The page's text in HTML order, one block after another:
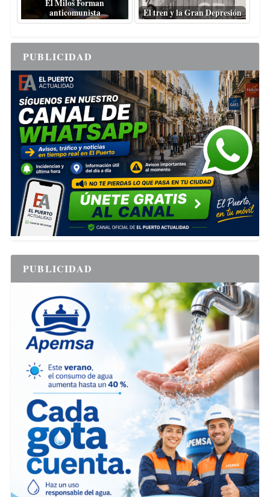
El Miloš Forman
anticomunista
El tren y la Gran Depresión
PUBLICIDAD
PUBLICIDAD